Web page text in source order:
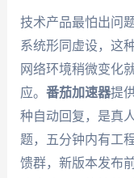
技术产品最怕出问
系统形同虚设，这
网络环境稍微变化
应。 番茄加速器提
种自动回复，是真
题，五分钟内有工
馈群，新版本发布